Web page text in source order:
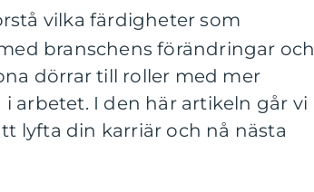
vilka färdigheter som
branschens förändringar och
dörrar till roller med mer
arbetet. I den här artikeln går vi
lyfta din karriär och nå nästa